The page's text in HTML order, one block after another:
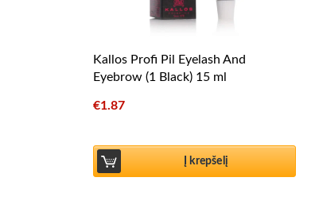
Kallos Profi Pil Eyelash And
Eyebrow (1 Black) 15 ml
€1.87
Į krepšelį